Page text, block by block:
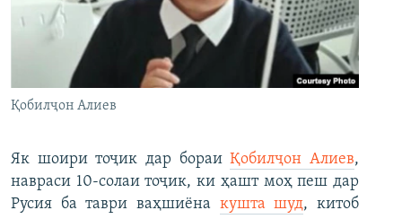
Қобилҷон Алиев
Як шоири тоҷик дар бораиҚобилҷон Алиев,
навраси 10-солаи тоҷик, ки ҳашт моҳ пеш дар
Русия ба таври ваҳшиёна кушта шуд, китоб